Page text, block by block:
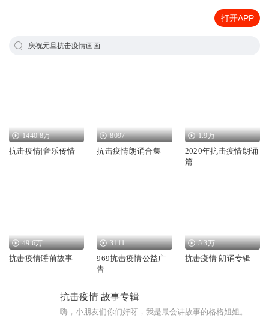
打开APP
庆祝元旦抗击疫情画画
1440.8万
抗击疫情|音乐传情
8097
抗击疫情朗诵合集
1.9万
2020年抗击疫情朗诵
篇
49.6万
抗击疫情睡前故事
3111
969抗击疫情公益广
告
5.3万
抗击疫情 朗诵专辑
抗击疫情 故事专辑